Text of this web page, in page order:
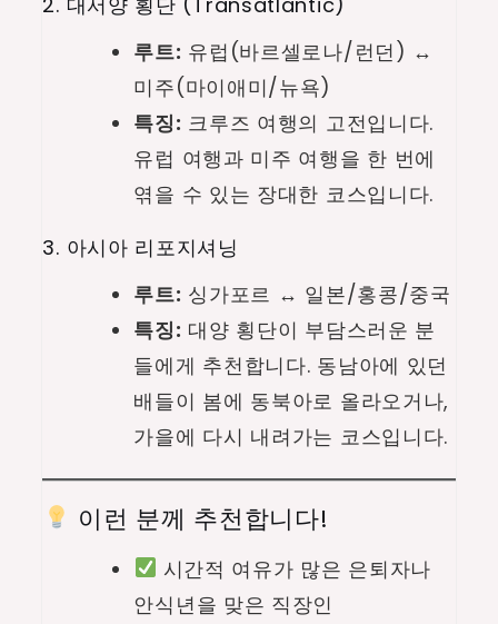
루트: 유럽(바르셀로나/런던) ↔
미주(마이애미/뉴욕)
특징: 크루즈 여행의 고전입니다.
유럽 여행과 미주 여행을 한 번에
엮을 수 있는 장대한 코스입니다.
3. 아시아 리포지셔닝
루트: 싱가포르 ↔ 일본/홍콩/중국
특징: 대양 횡단이 부담스러운 분
들에게 추천합니다. 동남아에 있던
배들이 봄에 동북아로 올라오거나,
가을에 다시 내려가는 코스입니다.
이런 분께 추천합니다!
시간적 여유가 많은 은퇴자나
안식년을 맞은 직장인